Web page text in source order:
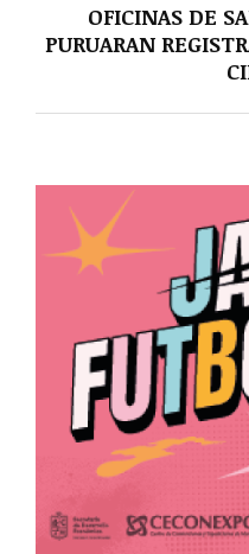
OFICINAS DE
PURUARAN